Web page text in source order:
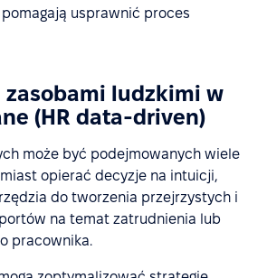
usprawnić proces
zasobami ludzkimi w
(HR data-driven)
może być podejmowanych wiele
opierać decyzje na intuicji,
do tworzenia przejrzystych i
na temat zatrudnienia lub
pracownika.